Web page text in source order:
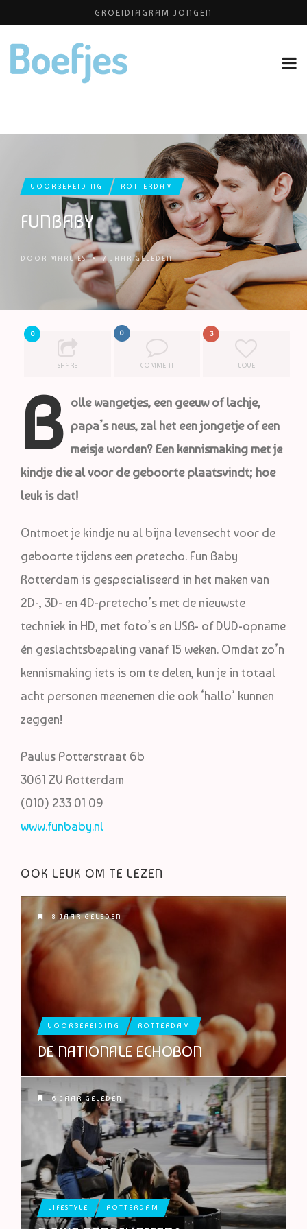
GROEIDIAGRAM JONGEN
PLATEAU KINDEROPVANG
VOORBEREIDING ROTTERDAM
FUNBABY
DOOR MARLIES •7 JAAR GELEDEN
0
SHARE
0
COMMENT
3
LOVE
B olle wangetjes, een geeuw of lachje,
papa’s neus, zal het een jongetje of een
meisje worden? Een kennismaking met je
kindje die al voor de geboorte plaatsvindt; hoe
leuk is dat!
Ontmoet je kindje nu al bijna levensecht voor de
geboorte tijdens een pretecho. Fun Baby
Rotterdam is gespecialiseerd in het maken van
2D-, 3D- en 4D-pretecho’s met de nieuwste
techniek in HD, met foto’s en USB- of DVD-opname
én geslachtsbepaling vanaf 15 weken. Omdat zo’n
kennismaking iets is om te delen, kun je in totaal
acht personen meenemen die ook ‘hallo’ kunnen
zeggen!
Paulus Potterstraat 6b
3061 ZV Rotterdam
(010) 233 01 09
www.funbaby.nl
OOK LEUK OM TE LEZEN
8 JAAR GELEDEN
VOORBEREIDING ROTTERDAM
DE NATIONALE ECHOBON
6 JAAR GELEDEN
LIFESTYLE ROTTERDAM